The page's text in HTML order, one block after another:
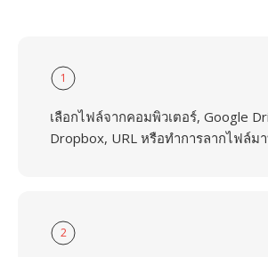
1
เลือกไฟล์จากคอมพิวเตอร์, Google
Dropbox, URL หรือทำการลากไฟล์ม
2